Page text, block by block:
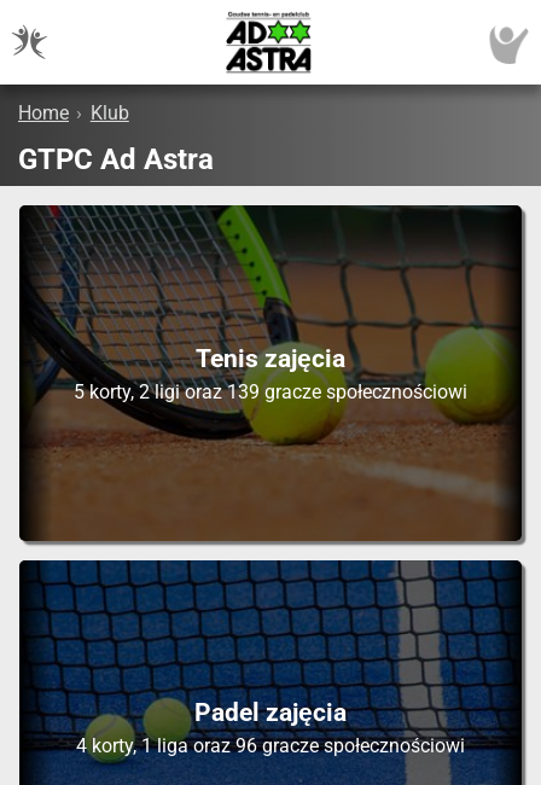
Home › Klub
GTPC Ad Astra
Tenis zajęcia
5 korty, 2 ligi oraz 139 gracze społecznościowi
Padel zajęcia
4 korty, 1 liga oraz 96 gracze społecznościowi